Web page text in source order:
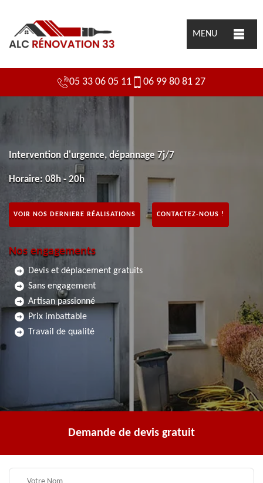
MENU
05 33 06 05 11 06 99 80 81 27
Intervention d'urgence, dépannage 7j/7
Horaire: 08h - 20h
VOIR NOS DERNIERE RÉALISATIONS CONTACTEZ-NOUS !
Nos engagements
Devis et déplacement gratuits
Sans engagement
Artisan passionné
Prix imbattable
Travail de qualité
Demande de devis gratuit